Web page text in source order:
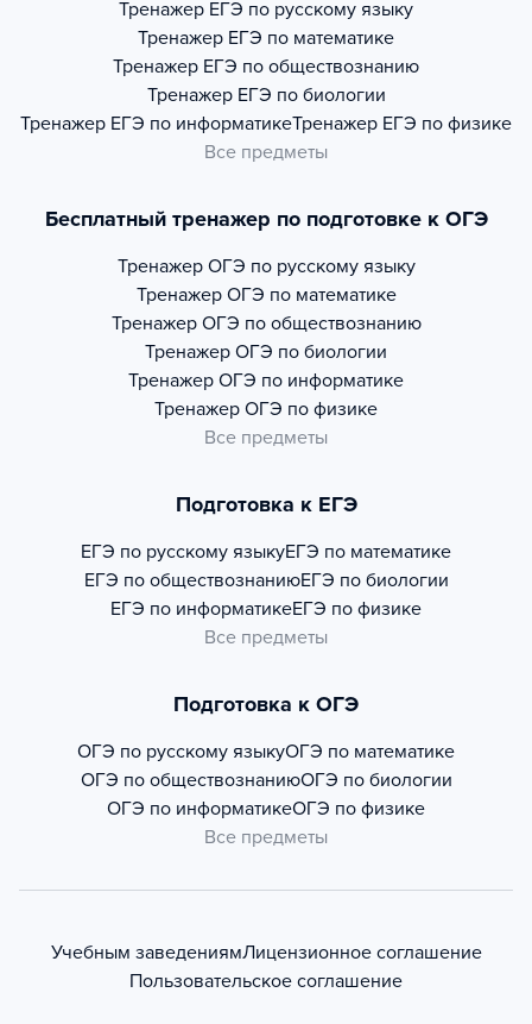
Тренажер ЕГЭ по русскому языку
Тренажер ЕГЭ по математике
Тренажер ЕГЭ по обществознанию
Тренажер ЕГЭ по биологии
Тренажер ЕГЭ по информатикеТренажер ЕГЭ по физике
Все предметы
Бесплатный тренажер по подготовке к ОГЭ
Тренажер ОГЭ по русскому языку
Тренажер ОГЭ по математике
Тренажер ОГЭ по обществознанию
Тренажер ОГЭ по биологии
Тренажер ОГЭ по информатике
Тренажер ОГЭ по физике
Все предметы
Подготовка к ЕГЭ
ЕГЭ по русскому языкуЕГЭ по математике
ЕГЭ по обществознаниюЕГЭ по биологии
ЕГЭ по информатикеЕГЭ по физике
Все предметы
Подготовка к ОГЭ
ОГЭ по русскому языкуОГЭ по математике
ОГЭ по обществознаниюОГЭ по биологии
ОГЭ по информатикеОГЭ по физике
Все предметы
Учебным заведениямЛицензионное соглашение
Пользовательское соглашение